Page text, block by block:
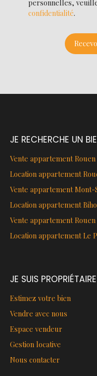
personnelles,
confidentialité.
JE RECHERCHE UN
Vente appartement
Location appartement
Vente appartement Mont-
Location appartement
Vente appartement Rouen
Location appartement Le
JE SUIS PROPRIÉTAIRE
Estimez votre bien
Vendre avec nous
Espace vendeur
Gestion locative
Nous contacter